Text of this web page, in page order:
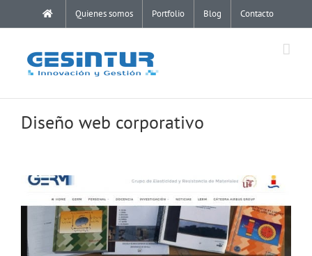
Quienes somos Portfolio Blog Contacto
Diseño web corporativo